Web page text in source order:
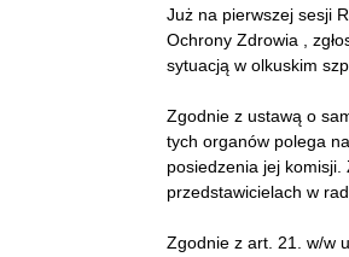
Już na pierwszej sesji
Ochrony Zdrowia ,
sytuacją w olkuskim
Zgodnie z ustawą o
tych organów polega
posiedzenia jej komisji.
przedstawicielach w
Zgodnie z art. 21. w/w